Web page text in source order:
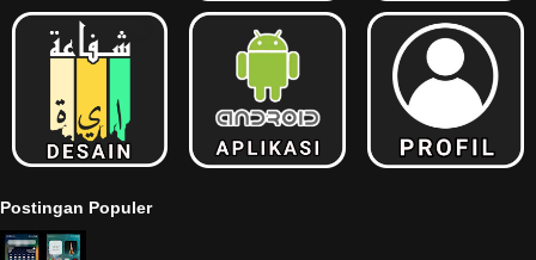
Postingan Populer